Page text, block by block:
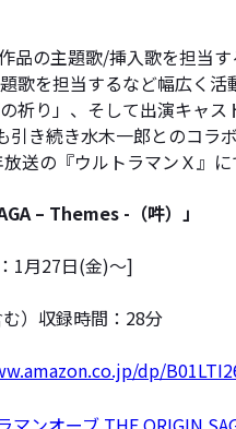
品の主題歌/挿入歌を担当
歌を担当するなど幅広く
祈り」、そして出演キャ
き続き水木一郎とのコラ
送の『ウルトラマンＸ』
– Themes -（吽）」
1月27日(金)～]
）収録時間：28分
dp/